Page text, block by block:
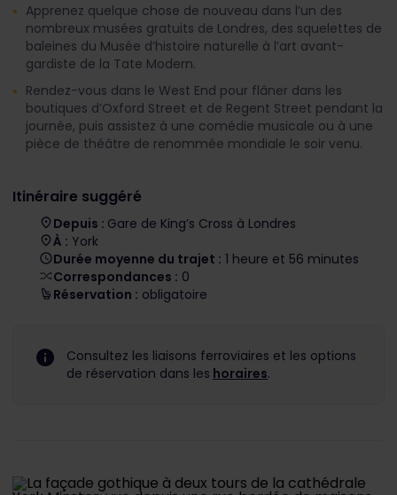
Apprenez quelque chose de nouveau dans l’un des
nombreux musées gratuits de Londres, des squelettes de
baleines du Musée d’histoire naturelle à l’art avant-
gardiste de la Tate Modern.
Rendez-vous dans le West End pour flâner dans les
boutiques d’Oxford Street et de Regent Street pendant la
journée, puis assistez à une comédie musicale ou à une
pièce de théâtre de renommée mondiale le soir venu.
Itinéraire suggéré
Depuis : Gare de King’s Cross à Londres
À : York
Durée moyenne du trajet : 1 heure et 56 minutes
Correspondances : 0
Réservation : obligatoire
Consultez les liaisons ferroviaires et les options
de réservation dans les horaires.